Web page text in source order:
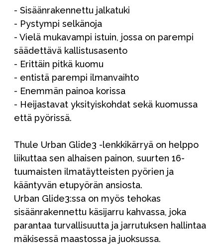
- Sisäänrakennettu jalkatuki
- Pystympi selkänoja
- Vielä mukavampi istuin, jossa on parempi
säädettävä kallistusasento
- Erittäin pitkä kuomu
- entistä parempi ilmanvaihto
- Enemmän painoa korissa
- Heijastavat yksityiskohdat sekä kuomussa
että pyörissä.
Thule Urban Glide3 -lenkkikärryä on helppo
liikuttaa sen alhaisen painon, suurten 16-
tuumaisten ilmatäytteisten pyörien ja
kääntyvän etupyörän ansiosta.
Urban Glide3:ssa on myös tehokas
sisäänrakennettu käsijarru kahvassa, joka
parantaa turvallisuutta ja jarrutuksen hallintaa
mäkisessä maastossa ja juoksussa.